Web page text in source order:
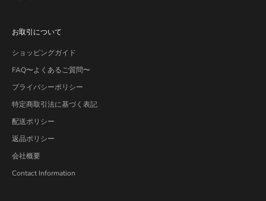
お取引について
ショッピングガイド
FAQ〜よくあるご質問〜
プライバシーポリシー
特定商取引法に基づく表記
配送ポリシー
返品ポリシー
会社概要
Contact Information